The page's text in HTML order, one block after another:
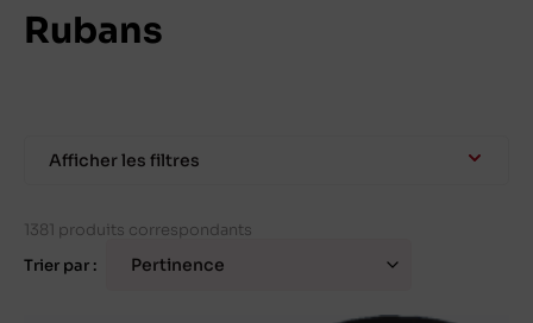
Rubans
Afficher les filtres
1381 produits correspondants
Trier par :